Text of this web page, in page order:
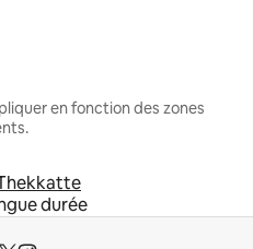
en fonction des zones
durée